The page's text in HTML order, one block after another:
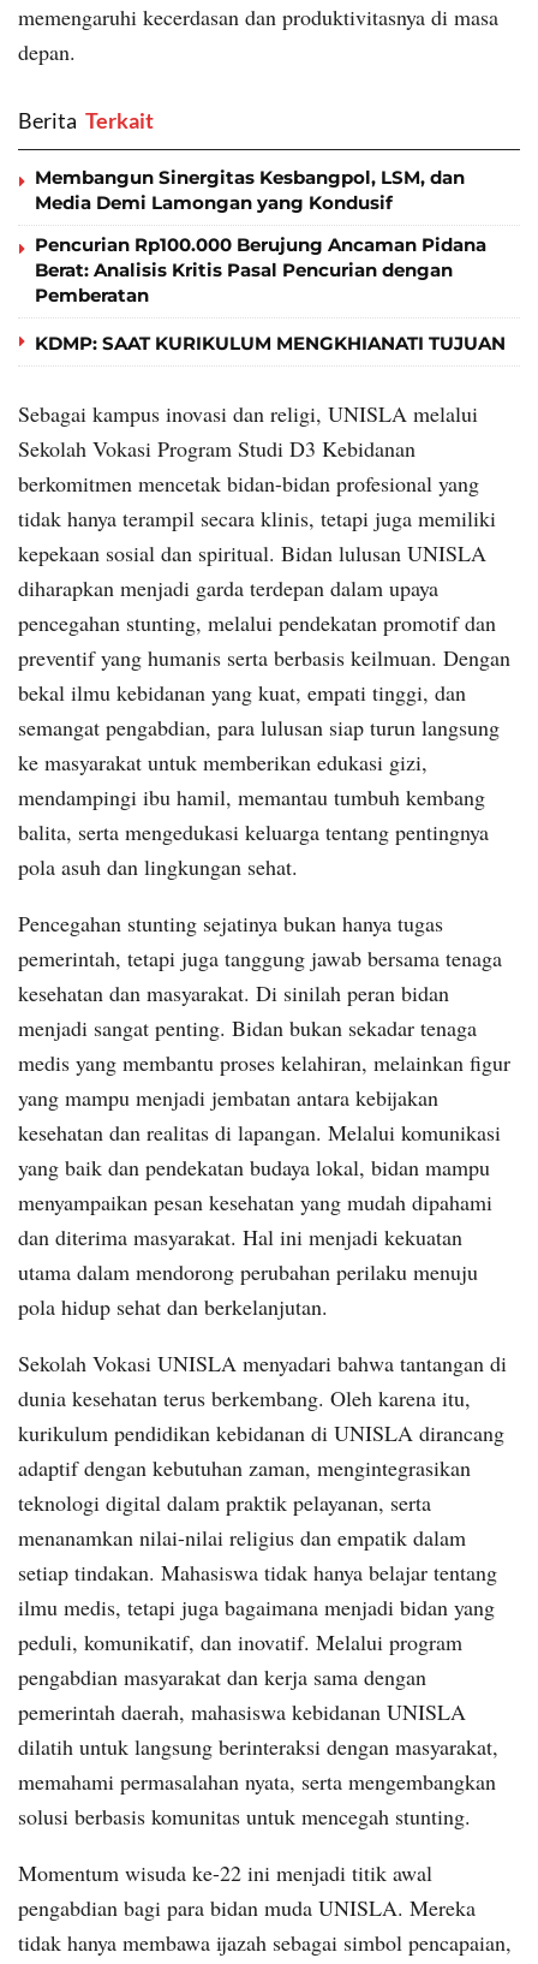
memengaruhi kecerdasan dan produktivitasnya di masa
depan.
Berita ‎ Terkait
Membangun Sinergitas Kesbangpol, LSM, dan
Media Demi Lamongan yang Kondusif
Pencurian Rp100.000 Berujung Ancaman Pidana
Berat: Analisis Kritis Pasal Pencurian dengan
Pemberatan
KDMP: SAAT KURIKULUM MENGKHIANATI TUJUAN
Sebagai kampus inovasi dan religi, UNISLA melalui
Sekolah Vokasi Program Studi D3 Kebidanan
berkomitmen mencetak bidan-bidan profesional yang
tidak hanya terampil secara klinis, tetapi juga memiliki
kepekaan sosial dan spiritual. Bidan lulusan UNISLA
diharapkan menjadi garda terdepan dalam upaya
pencegahan stunting, melalui pendekatan promotif dan
preventif yang humanis serta berbasis keilmuan. Dengan
bekal ilmu kebidanan yang kuat, empati tinggi, dan
semangat pengabdian, para lulusan siap turun langsung
ke masyarakat untuk memberikan edukasi gizi,
mendampingi ibu hamil, memantau tumbuh kembang
balita, serta mengedukasi keluarga tentang pentingnya
pola asuh dan lingkungan sehat.
Pencegahan stunting sejatinya bukan hanya tugas
pemerintah, tetapi juga tanggung jawab bersama tenaga
kesehatan dan masyarakat. Di sinilah peran bidan
menjadi sangat penting. Bidan bukan sekadar tenaga
medis yang membantu proses kelahiran, melainkan figur
yang mampu menjadi jembatan antara kebijakan
kesehatan dan realitas di lapangan. Melalui komunikasi
yang baik dan pendekatan budaya lokal, bidan mampu
menyampaikan pesan kesehatan yang mudah dipahami
dan diterima masyarakat. Hal ini menjadi kekuatan
utama dalam mendorong perubahan perilaku menuju
pola hidup sehat dan berkelanjutan.
Sekolah Vokasi UNISLA menyadari bahwa tantangan di
dunia kesehatan terus berkembang. Oleh karena itu,
kurikulum pendidikan kebidanan di UNISLA dirancang
adaptif dengan kebutuhan zaman, mengintegrasikan
teknologi digital dalam praktik pelayanan, serta
menanamkan nilai-nilai religius dan empatik dalam
setiap tindakan. Mahasiswa tidak hanya belajar tentang
ilmu medis, tetapi juga bagaimana menjadi bidan yang
peduli, komunikatif, dan inovatif. Melalui program
pengabdian masyarakat dan kerja sama dengan
pemerintah daerah, mahasiswa kebidanan UNISLA
dilatih untuk langsung berinteraksi dengan masyarakat,
memahami permasalahan nyata, serta mengembangkan
solusi berbasis komunitas untuk mencegah stunting.
Momentum wisuda ke-22 ini menjadi titik awal
pengabdian bagi para bidan muda UNISLA. Mereka
tidak hanya membawa ijazah sebagai simbol pencapaian,